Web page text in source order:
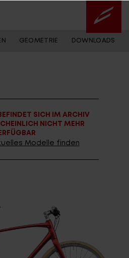
GEOMETRIE DOWNLOADS
SICH IM ARCHIV
NICHT MEHR
Modelle finden